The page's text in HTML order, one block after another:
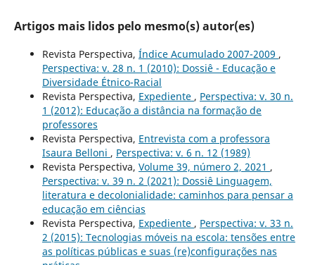
Artigos mais lidos pelo mesmo(s) autor(es)
Revista Perspectiva, Índice Acumulado 2007-2009 ,
Perspectiva: v. 28 n. 1 (2010): Dossiê - Educação e
Diversidade Étnico-Racial
Revista Perspectiva, Expediente , Perspectiva: v. 30 n.
1 (2012): Educação a distância na formação de
professores
Revista Perspectiva, Entrevista com a professora
Isaura Belloni , Perspectiva: v. 6 n. 12 (1989)
Revista Perspectiva, Volume 39, número 2, 2021 ,
Perspectiva: v. 39 n. 2 (2021): Dossiê Linguagem,
literatura e decolonialidade: caminhos para pensar a
educação em ciências
Revista Perspectiva, Expediente , Perspectiva: v. 33 n.
2 (2015): Tecnologias móveis na escola: tensões entre
as políticas públicas e suas (re)configurações nas